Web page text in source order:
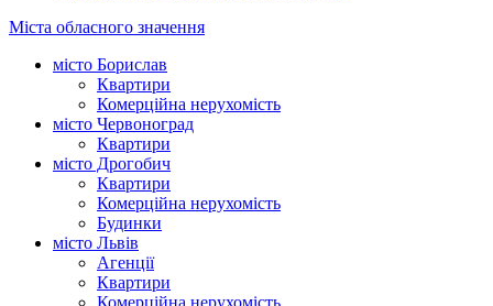
Міста обласного значення
місто Борислав
Квартири
Комерційна нерухомість
місто Червоноград
Квартири
місто Дрогобич
Квартири
Комерційна нерухомість
Будинки
місто Львів
Агенції
Квартири
Комерційна нерухомість